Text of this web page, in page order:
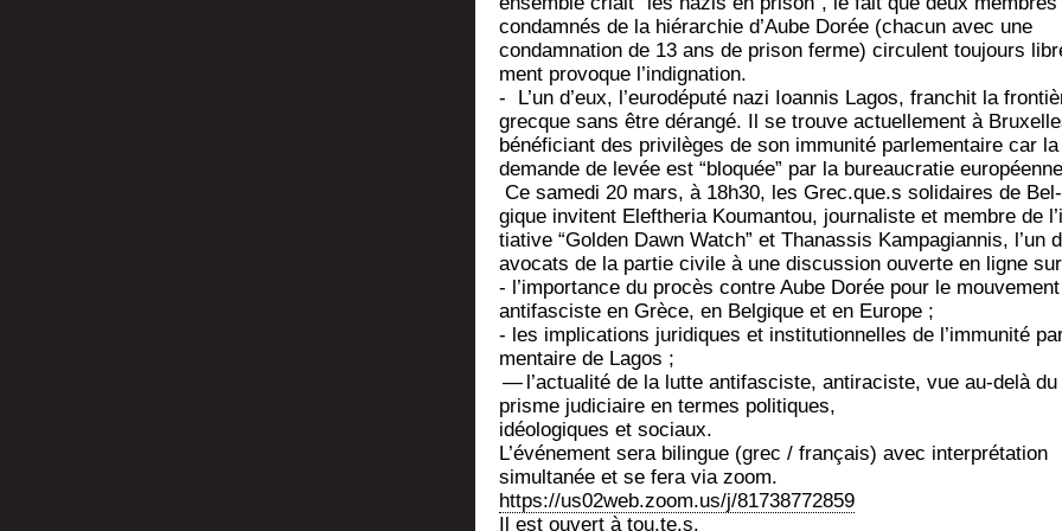
condam­nés de la hié­rar­chie d’Aube Dorée (cha­cun avec une
condam­na­tion de 13 ans de pri­son ferme) cir­culent tou­jours
ment pro­voque l’indignation.
- L’un d’eux, l’eu­ro­dé­pu­té nazi Ioan­nis Lagos, fran­chit la
grecque sans être déran­gé. Il se trouve actuel­le­ment à
béné­fi­ciant des pri­vi­lèges de son immu­ni­té par­le­men­taire car la
demande de levée est “blo­quée” par la bureau­cra­tie
Ce same­di 20 mars, à 18h30, les Grec.que.s soli­daires de Bel­
gique invitent Elef­the­ria Kou­man­tou, jour­na­liste et membre de
tia­tive “Gol­den Dawn Watch” et Tha­nas­sis Kam­pa­gian­nis, l’un
avo­cats de la par­tie civile à une dis­cus­sion ouverte en ligne
- l’im­por­tance du pro­cès contre Aube Dorée pour le mou­ve­ment
anti­fas­ciste en Grèce, en Bel­gique et en Europe ;
- les impli­ca­tions juri­diques et ins­ti­tu­tion­nelles de l’im­mu­ni­té
men­taire de Lagos ;
— l’ac­tua­li­té de la lutte anti­fas­ciste, anti­ra­ciste, vue au-delà du
prisme judi­ciaire en termes politiques,
idéo­lo­giques et sociaux.
L’é­vé­ne­ment sera bilingue (grec / fran­çais) avec inter­pré­ta­tion
simul­ta­née et se fera via zoom.
https://us02web.zoom.us/j/81738772859
Il est ouvert à tou.te.s.